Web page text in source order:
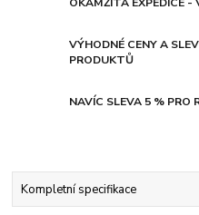
OKAMŽITÁ EXPEDICE -
VÝHODNÉ CENY A
PRODUKTŮ
NAVÍC SLEVA 5 % PRO
Kompletní specifikace